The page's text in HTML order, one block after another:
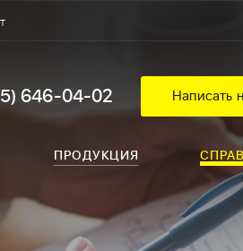
646-04-02 Написать
ПРОДУКЦИЯ